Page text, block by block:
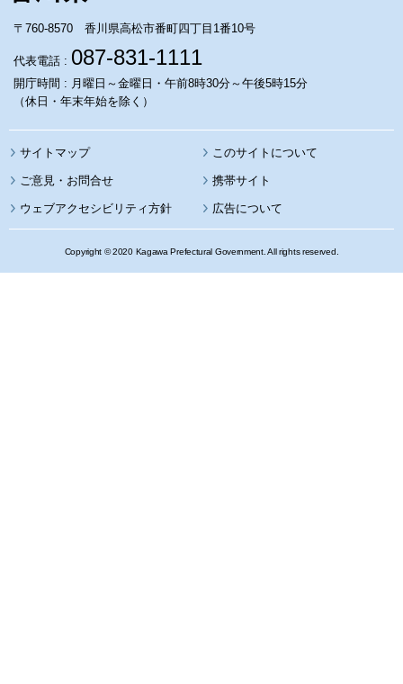
〒760-8570 香川県高松市番町四丁目1番10号
代表電話 : 087-831-1111
開庁時間 : 月曜日～金曜日・午前8時30分～午後5時15分
（休日・年末年始を除く）
サイトマップ このサイトについて
携帯サイト
ウェブアクセシビリティ方針 広告について
Copyright © 2020 Kagawa Prefectural Government. All rights reserved.